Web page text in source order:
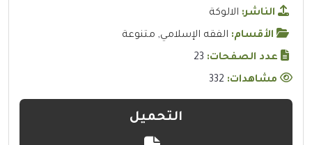
الناشر: الالوكة
الأقسام: الفقه الإسلامي, متنوعة
عدد الصفحات: 23
مشاهدات:
التحميل